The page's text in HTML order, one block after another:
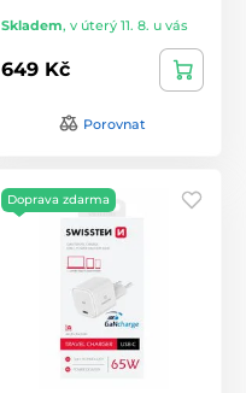
Skladem, v úterý 11. 8. u vás
649 Kč
Porovnat
Doprava zdarma